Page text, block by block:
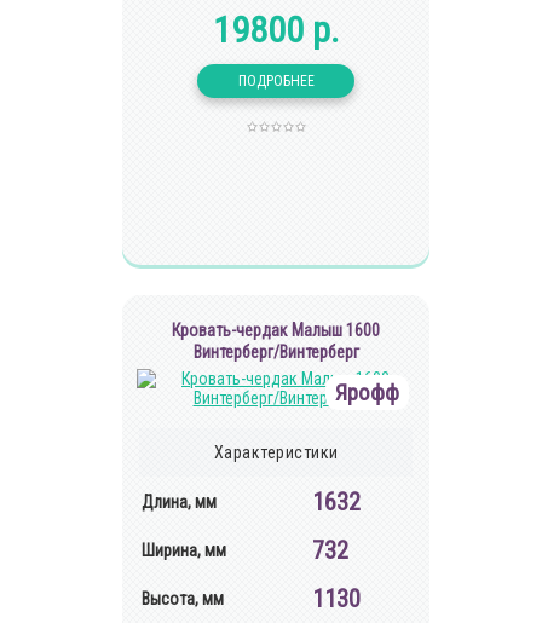
19800 р.
Кровать-чердак Малыш 1600
Винтерберг/Винтерберг
Ярофф
Характеристики
Длина, мм 1632
Ширина, мм 732
Высота, мм 1130